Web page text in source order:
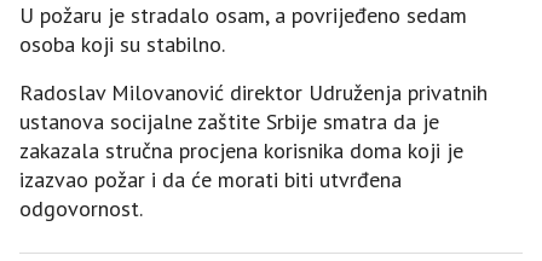
U požaru je stradalo osam, a povrijeđeno sedam
osoba koji su stabilno.
Radoslav Milovanović direktor Udruženja privatnih
ustanova socijalne zaštite Srbije smatra da je
zakazala stručna procjena korisnika doma koji je
izazvao požar i da će morati biti utvrđena
odgovornost.